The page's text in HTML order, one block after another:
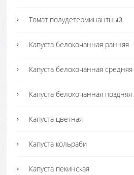
Томат полудетерминантный
Капуста белокочанная ранняя
Капуста белокочанная средняя
Капуста белокочанная поздняя
Капуста цветная
Капуста кольраби
Капуста пекинская